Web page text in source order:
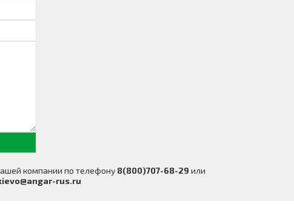
компании по телефону 8(800)707-68-29 или
rus.ru